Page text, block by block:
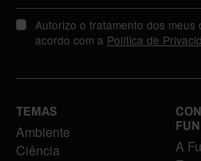
Autorizo o tratamento dos
acordo com a Política de
TEMAS
Ambiente
Ciência
A